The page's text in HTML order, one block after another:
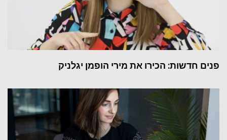
פנים חדשות: הכירו את מירי הופמן יגלניק